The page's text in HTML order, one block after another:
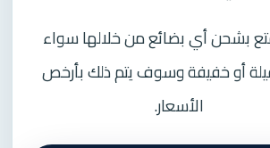
بشحن أي بضائع من خلالها سواء
أو خفيفة وسوف يتم ذلك بأرخص
الأسعار.